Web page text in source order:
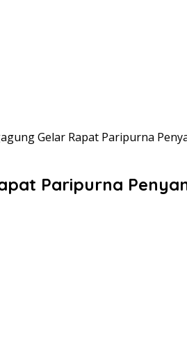
Gelar Rapat Paripurna
Paripurna